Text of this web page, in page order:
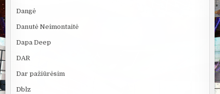
Dangė
Danutė Neimontaitė
Dapa Deep
DAR
Dar pažiūrėsim
Dblz